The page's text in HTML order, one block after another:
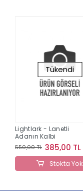
Tükendi
Lightlark - Lanetli
Adanın Kalbi
550,00 TL 385,00 TL
Stokta Yok